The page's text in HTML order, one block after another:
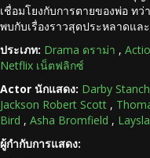
เชื่อมโยงกับการตายของพ่อ ท
พบกับเรื่องราวสุดประหลาดแล
ประเภท: Drama ดราม่า ,
Netflix เน็ตฟลิกซ์
Actor นักแสดง: Darby
Jackson Robert Scott ,
Bird , Asha Bromfield ,
ผู้กำกับการแสดง: